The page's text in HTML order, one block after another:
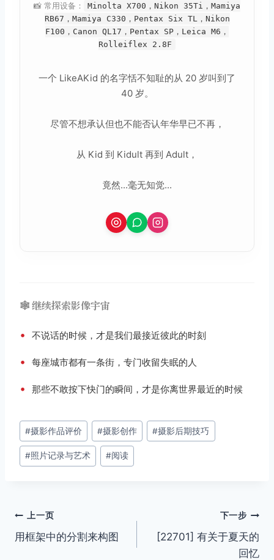
📸 常用设备：
Minolta X700，Nikon 35Ti，Mamiya
RB67，Mamiya C330，Pentax Six TL，Nikon
F100，Canon QL17，Pentax SP，Leica M6，
Rolleiflex 2.8F
一个 LikeAKid 的名字恬不知耻的从 20 岁叫到了
40 岁。
尽管不想承认但也不能否认年华早已不再，
从 Kid 到 Kidult 再到 Adult，
竟然...毫无知觉...
🕸️ 继续探索影像宇宙
• 不说话的时候，才是我们最接近彼此的时刻
• 每座城市都有一条街，专门收留失眠的人
• 那些不敢按下快门的瞬间，才是你离世界最近的时候
文
章
标
#摄影作品评价 #摄影创作 #摄影后期技巧
#照片记录与艺术 #阅读
文
章
上一页
用框架中的分割来构图
下一步
[22701] 有关于夏天的
回忆